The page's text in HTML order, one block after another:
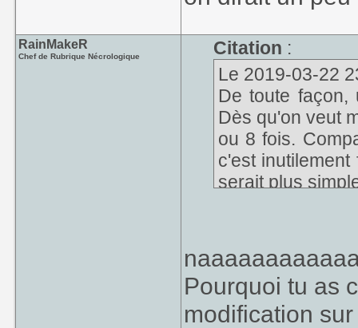
RainMakeR
Chef de Rubrique Nécrologique Citation :
Le 2019-03-22
De toute
Dès qu'on veut
ou 8 fois.
c'est
serait plus
Pourquoi tu as
modification